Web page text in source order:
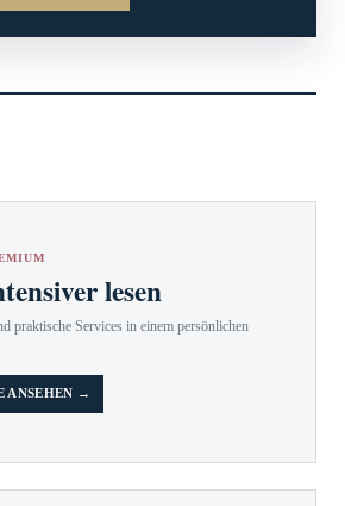
lesen
praktische Services in einem persönlichen
ANSEHEN →